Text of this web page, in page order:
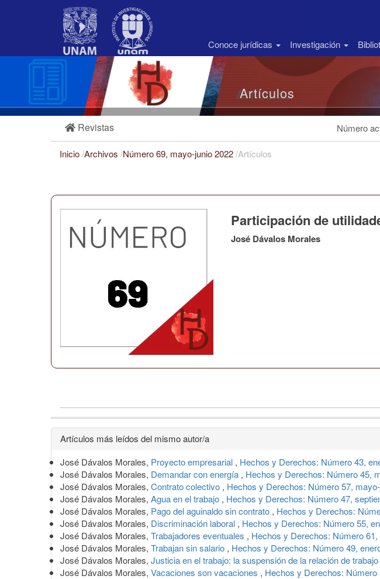
Barra
Conoce jurídicas Investigación
Artículos
Revistas Número
Inicio/Archivos /Número 69, mayo-junio 2022/Artículos
Participación de
José Dávalos Morales
Detalles
del
artículo
Artículos más leídos del mismo autor/a
José Dávalos Morales, Proyecto empresarial , Hechos y Derechos: Número 43,
José Dávalos Morales, Demandar con energía , Hechos y Derechos: Número 45,
José Dávalos Morales, Contrato colectivo , Hechos y Derechos: Número 57,
José Dávalos Morales, Agua en el trabajo , Hechos y Derechos: Número 47,
José Dávalos Morales, Pago del aguinaldo sin contrato , Hechos y Derechos:
José Dávalos Morales, Discriminación laboral , Hechos y Derechos: Número 55,
José Dávalos Morales, Trabajadores eventuales , Hechos y Derechos: Número 61,
José Dávalos Morales, Trabajan sin salario , Hechos y Derechos: Número 49,
José Dávalos Morales, Justicia en el trabajo: la suspensión de la relación de trabajo
José Dávalos Morales, Vacaciones son vacaciones , Hechos y Derechos: Número